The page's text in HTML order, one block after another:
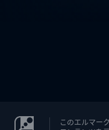
このエルマー